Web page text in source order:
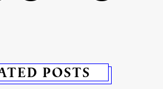
POSTS